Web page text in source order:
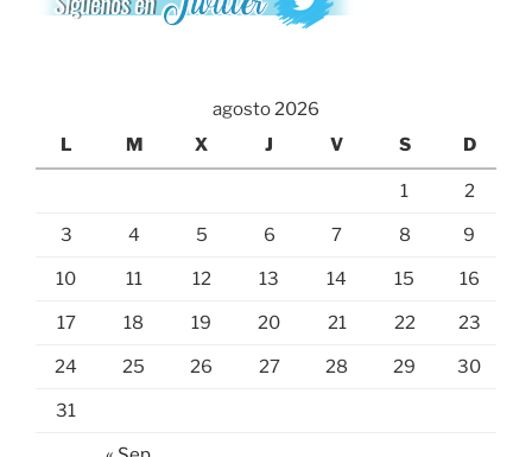
agosto 2026
L
M X J V S D
1 2
3 4 5 6 7 8 9
10 11 12 13 14 15 16
17 18 19 20 21 22 23
24 25 26 27 28 29 30
31